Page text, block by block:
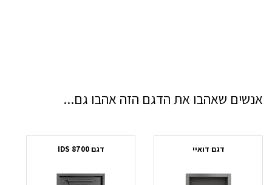
אנשים שאהבו את הדגם הזה אהבו גם...
דגם דואיי דגם IDS 8700